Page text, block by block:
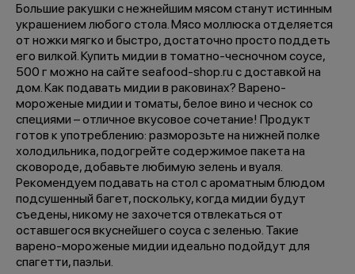
Большие ракушки с нежнейшим мясом станут истинным
украшением любого стола. Мясо моллюска отделяется
от ножки мягко и быстро, достаточно просто поддеть
его вилкой. Купить мидии в томатно-чесночном соусе,
500 г можно на сайте seafood-shop.ru с доставкой на
дом. Как подавать мидии в раковинах? Варено-
мороженые мидии и томаты, белое вино и чеснок со
специями – отличное вкусовое сочетание! Продукт
готов к употреблению: разморозьте на нижней полке
холодильника, подогрейте содержимое пакета на
сковороде, добавьте любимую зелень и вуаля.
Рекомендуем подавать на стол с ароматным блюдом
подсушенный багет, поскольку, когда мидии будут
съедены, никому не захочется отвлекаться от
оставшегося вкуснейшего соуса с зеленью. Такие
варено-мороженые мидии идеально подойдут для
спагетти, паэльи.